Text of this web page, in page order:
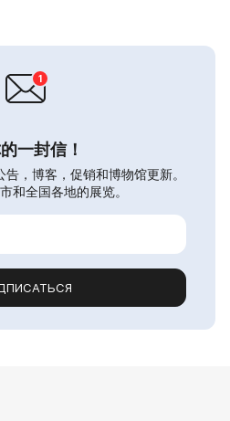
一封信！
，博客，促销和博物馆更新。
和全国各地的展览。